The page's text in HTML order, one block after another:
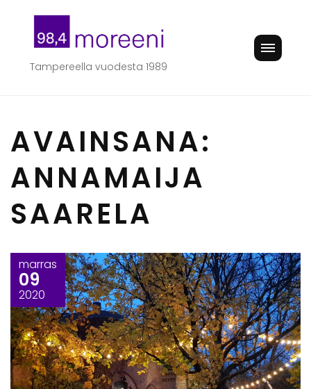
content
Tampereella vuodesta 1989
AVAINSANA:
ANNAMAIJA
SAARELA
marras
09
2020